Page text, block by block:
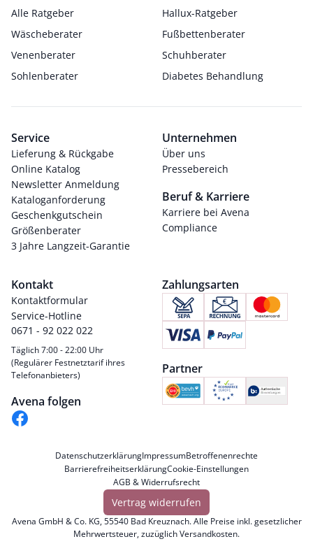
Alle Ratgeber
Hallux-Ratgeber
Wäscheberater
Fußbettenberater
Venenberater
Schuhberater
Sohlenberater
Diabetes Behandlung
Service
Lieferung & Rückgabe
Online Katalog
Newsletter Anmeldung
Kataloganforderung
Geschenkgutschein
Größenberater
3 Jahre Langzeit-Garantie
Unternehmen
Über uns
Pressebereich
Beruf & Karriere
Karriere bei Avena
Compliance
Kontakt
Kontaktformular
Service-Hotline
0671 - 92 022 022
Täglich 7:00 - 22:00 Uhr
(Regulärer Festnetztarif ihres
Telefonanbieters)
Avena folgen
Zahlungsarten
Partner
DatenschutzerklärungImpressumBetroffenenrechte
BarrierefreiheitserklärungCookie-Einstellungen
AGB & Widerrufsrecht
Vertrag widerrufen
Avena GmbH & Co. KG, 55540 Bad Kreuznach. Alle Preise inkl. gesetzlicher
Mehrwertsteuer, zuzüglichVersandkosten.